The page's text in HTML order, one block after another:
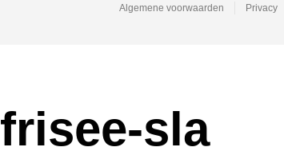
Algemene voorwaarden Privacy
frisee-sla